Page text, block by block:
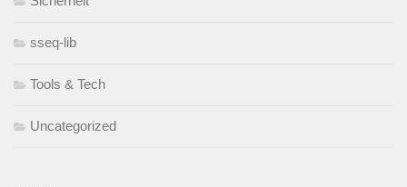
sseq-lib
Tools & Tech
Uncategorized